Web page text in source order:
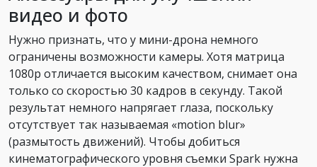
видео и фото
Нужно признать, что у мини-дрона немного
ограничены возможности камеры. Хотя матрица
1080р отличается высоким качеством, снимает она
только со скоростью 30 кадров в секунду. Такой
результат немного напрягает глаза, поскольку
отсутствует так называемая «motion blur»
(размытость движений). Чтобы добиться
кинематографического уровня съемки Spark нужна